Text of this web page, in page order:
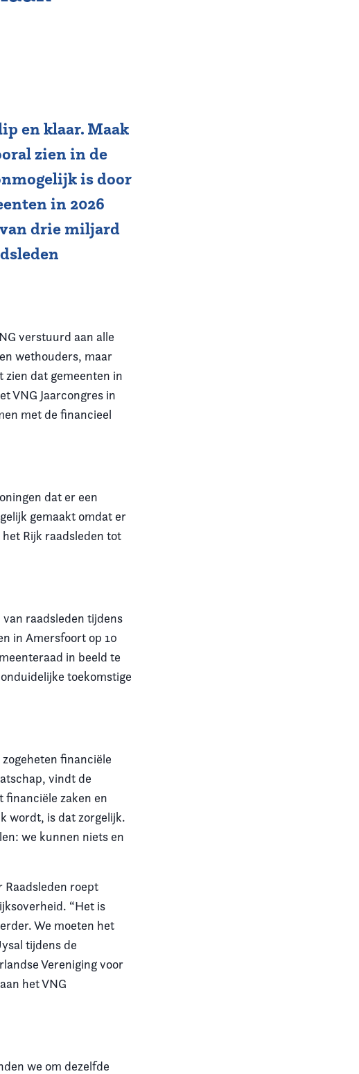
en klaar. Maak
zien in de
is door
in 2026
drie miljard
verstuurd aan alle
wethouders, maar
zien dat gemeenten in
VNG Jaarcongres in
met de financieel
dat er een
gemaakt omdat er
Rijk raadsleden tot
raadsleden tijdens
in Amersfoort op 10
in beeld te
toekomstige
financiële
vindt de
financiële zaken en
wordt, is dat zorgelijk.
we kunnen niets en
Raadsleden roept
“Het is
We moeten het
tijdens de
Vereniging voor
het VNG
we om dezelfde